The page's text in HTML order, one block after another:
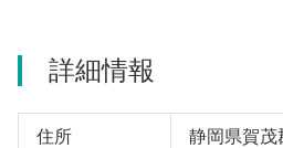
詳細情報
住所 静岡県賀